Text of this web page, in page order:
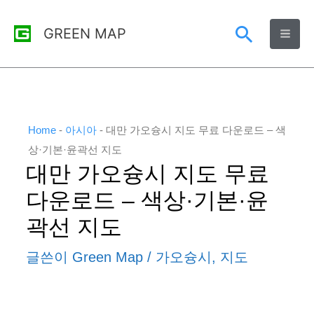
GREEN MAP
검
색
Home - 아시아 - 대만 가오슝시 지도 무료 다운로드 – 색
상·기본·윤곽선 지도
대만 가오슝시 지도 무료
다운로드 – 색상·기본·윤
곽선 지도
글쓴이 Green Map / 가오슝시 , 지도